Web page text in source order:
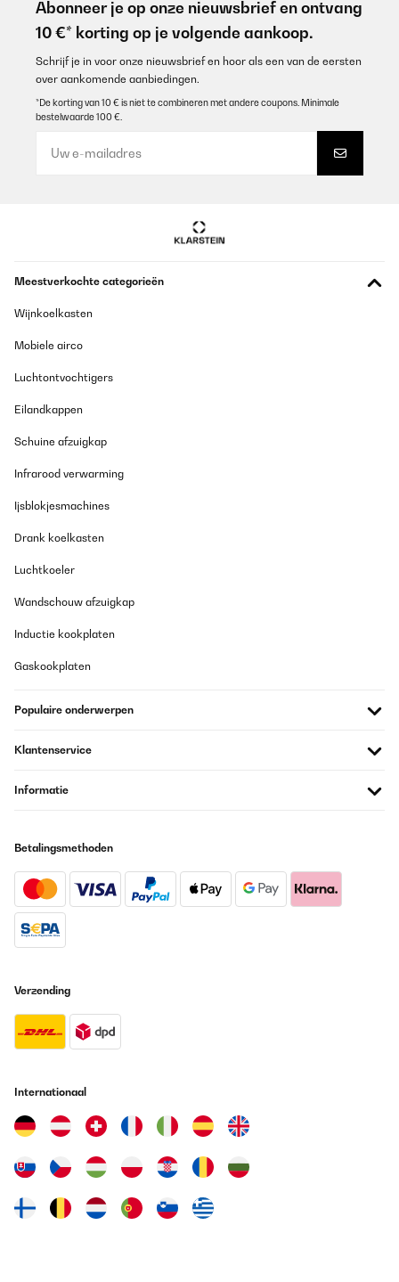
Abonneer je op onze nieuwsbrief en ontvang
10 €* korting op je volgende aankoop.
Schrijf je in voor onze nieuwsbrief en hoor als een van de eersten
over aankomende aanbiedingen.
*De korting van 10 € is niet te combineren met andere coupons. Minimale
bestelwaarde 100 €.
Meestverkochte categorieën
Wijnkoelkasten
Mobiele airco
Luchtontvochtigers
Eilandkappen
Schuine afzuigkap
Infrarood verwarming
Ijsblokjesmachines
Drank koelkasten
Luchtkoeler
Wandschouw afzuigkap
Inductie kookplaten
Gaskookplaten
Populaire onderwerpen
Klantenservice
Informatie
Betalingsmethoden
Verzending
Internationaal